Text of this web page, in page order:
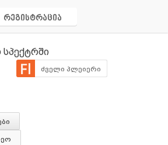
რეგისტრაცია
ძველი პლეიერი